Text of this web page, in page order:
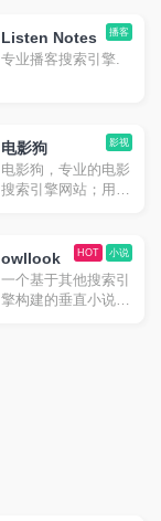
播客
Listen Notes
专业播客搜索引擎.
影视
电影狗
电影狗，专业的电影
搜索引擎网站；用户
等关键词进行搜索，
直达电影资源站，让
电影搜索更高效、更
便捷、更精准！
小说
HOT
owllook
一个基于其他搜索引
擎构建的垂直小说搜